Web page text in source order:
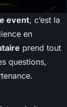
event, c’est la
en
prend tout
questions,